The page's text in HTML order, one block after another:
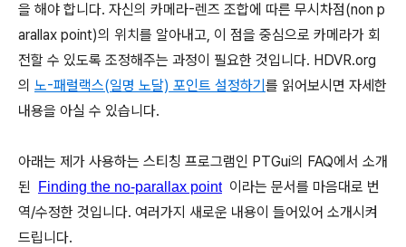
을 해야 합니다. 자신의 카메라-렌즈 조합에 따른 무시차점(non p
arallax point)의 위치를 알아내고, 이 점을 중심으로 카메라가 회
전할 수 있도록 조정해주는 과정이 필요한 것입니다. HDVR.org
의 노-패럴랙스(일명 노달) 포인트 설정하기를 읽어보시면 자세한
내용을 아실 수 있습니다.
아래는 제가 사용하는 스티칭 프로그램인 PTGui의 FAQ에서 소개
된
Finding the no-parallax point 이라는 문서를 마음대로 번
역/수정한 것입니다. 여러가지 새로운 내용이 들어있어 소개시켜
드립니다.